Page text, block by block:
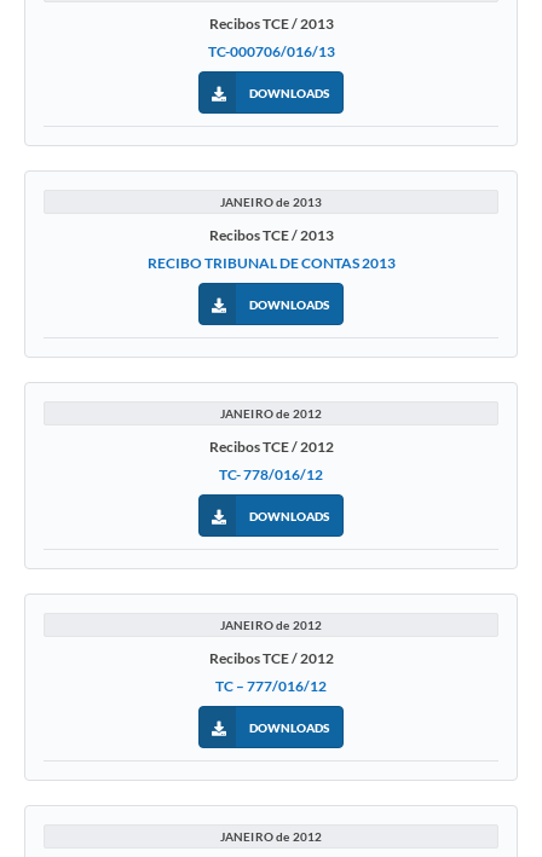
Recibos TCE / 2013
TC-000706/016/13
DOWNLOADS
JANEIRO de 2013
Recibos TCE / 2013
RECIBO TRIBUNAL DE CONTAS 2013
DOWNLOADS
JANEIRO de 2012
Recibos TCE / 2012
TC- 778/016/12
DOWNLOADS
JANEIRO de 2012
Recibos TCE / 2012
TC – 777/016/12
DOWNLOADS
JANEIRO de 2012